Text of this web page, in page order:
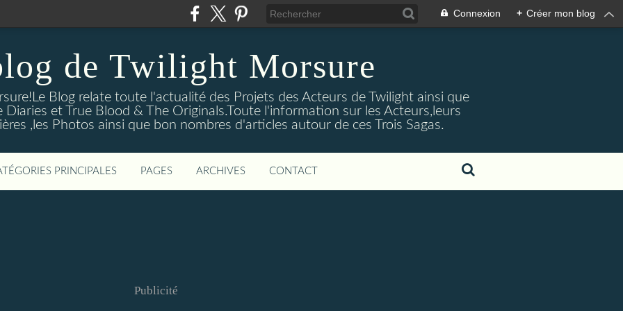
Connexion + Créer mon blog
de Twilight Morsure
Blog relate toute l'actualité des Projets des Acteurs de Twilight ainsi que
Diaries et True Blood & The Originals.Toute l'information sur les Acteurs,leurs
,les Photos ainsi que bon nombres d'articles autour de ces Trois Sagas.
PRINCIPALES PAGES ARCHIVES CONTACT
Publicité